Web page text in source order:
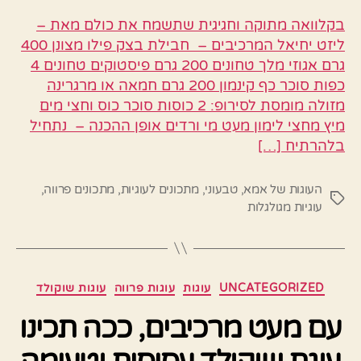
בקלוואה מתוקה וחגיגית שתשמח את כולם מאת –
ליזט יחיאל המרכיבים – חבילת בצק פילו מצונן 400
גרם אגוזי מלך טחונים 200 גרם פיסטוקים טחונים 4
כפות סוכר כף קינמון 200 גרם חמאה או מרגרינה
מזולה מומסת לסירופ: 2 כוסות סוכר כוס וחצי מים
מיץ מחצי לימון מעט מי ורדים אופן ההכנה – נתחיל
בלהרתיח […]
תגיות
העוגות של אמא,טבעוני,מתכונים לעוגיות, מתכונים פרווה,
עוגיות מגולגלות
קטגוריות UNCATEGORIZED עוגות עוגות פרווה עוגות שוקולד
עם מעט מרכיבים, ככה תכינו